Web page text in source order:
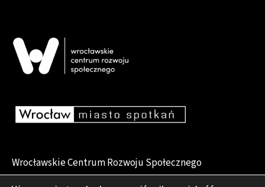
Wrocławskie Centrum Rozwoju Społecznego
pl. Dominikański 6, 50-159 Wrocław